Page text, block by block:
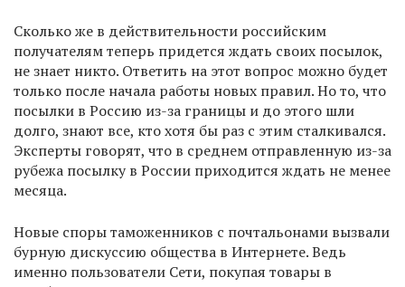
Сколько же в действительности российским
получателям теперь придется ждать своих посылок,
не знает никто. Ответить на этот вопрос можно будет
только после начала работы новых правил. Но то, что
посылки в Россию из-за границы и до этого шли
долго, знают все, кто хотя бы раз с этим сталкивался.
Эксперты говорят, что в среднем отправленную из-за
рубежа посылку в России приходится ждать не менее
месяца.
Новые споры таможенников с почтальонами вызвали
бурную дискуссию общества в Интернете. Ведь
именно пользователи Сети, покупая товары в